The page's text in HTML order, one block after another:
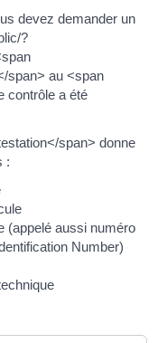
devez demander un
?
span> au <span
contrôle a été
span> donne
:
(appelé aussi numéro
Number)